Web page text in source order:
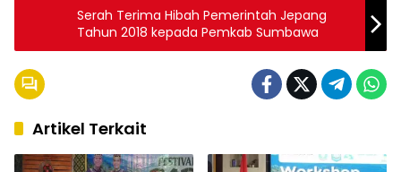
Serah Terima Hibah Pemerintah Jepang
Tahun 2018 kepada Pemkab Sumbawa
Artikel Terkait